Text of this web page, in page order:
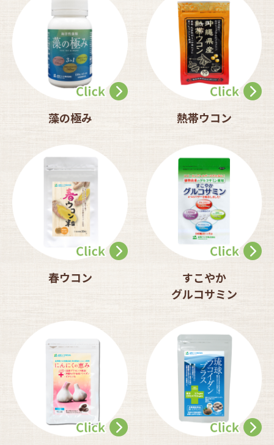
藻の極み 熱帯ウコン
春ウコン
すこやか
グルコサミン